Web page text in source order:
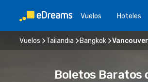
Vuelos Hoteles
Vuelos Tailandia Bangkok
Boletos Baratos